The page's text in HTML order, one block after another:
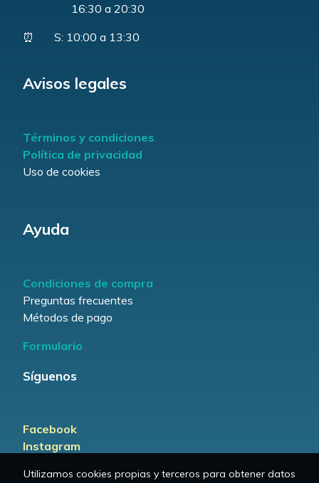
16:30 a 20:30
⏰ S: 10:00 a 13:30
Avisos legales
Términos y condiciones
Política de privacidad
Uso de cookies
Ayuda
Condiciones de compra
Preguntas frecuentes
Métodos de pago
Formulario
Síguenos
Facebook
Instagram
Utilizamos cookies propias y terceros para obtener datos